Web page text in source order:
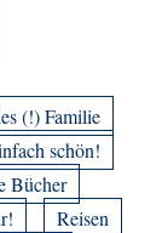
(!) Familie
schön!
Bücher
Reisen